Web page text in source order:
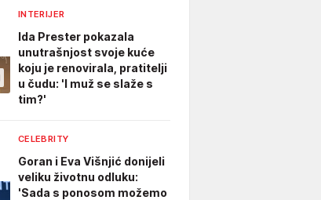
INTERIJER
Ida Prester pokazala
unutrašnjost svoje kuće
koju je renovirala, pratitelji
u čudu: 'I muž se slaže s
tim?'
CELEBRITY
Goran i Eva Višnjić donijeli
veliku životnu odluku:
'Sada s ponosom možemo